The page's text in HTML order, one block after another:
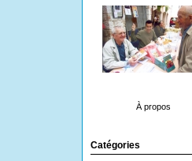
À propos
Catégories